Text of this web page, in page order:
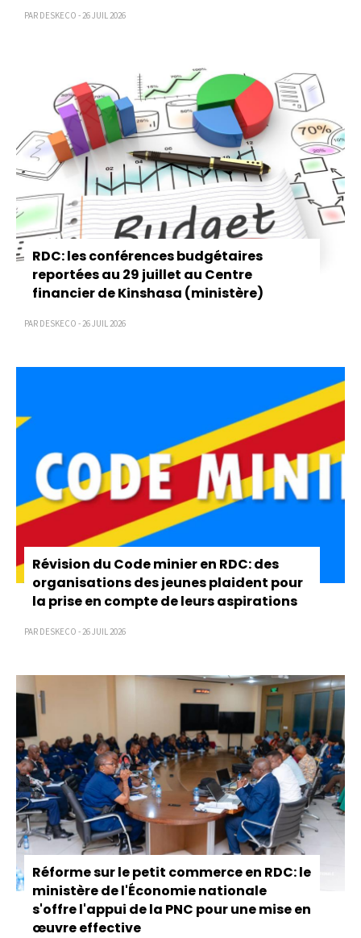
PAR DESKECO - 26 JUIL 2026
RDC: les conférences budgétaires
reportées au 29 juillet au Centre
financier de Kinshasa (ministère)
PAR DESKECO - 26 JUIL 2026
Révision du Code minier en RDC: des
organisations des jeunes plaident pour
la prise en compte de leurs aspirations
PAR DESKECO - 26 JUIL 2026
Réforme sur le petit commerce en RDC: le
ministère de l'Économie nationale
s'offre l'appui de la PNC pour une mise en
œuvre effective